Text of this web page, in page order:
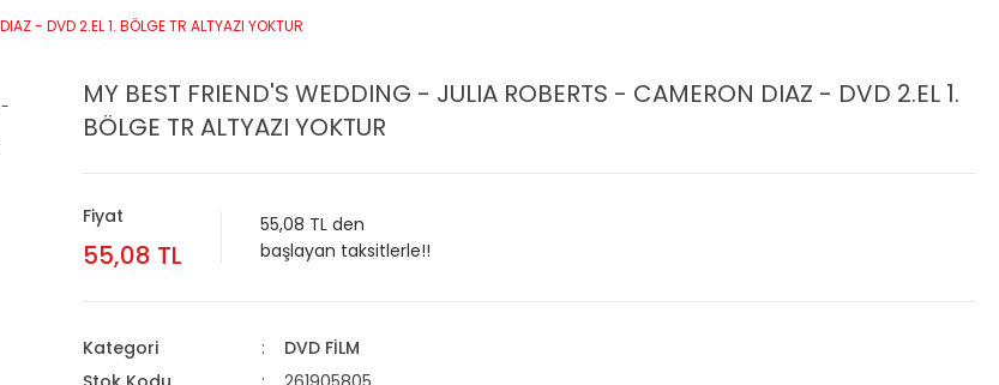
- DVD 2.EL 1. BÖLGE TR ALTYAZI YOKTUR
MY BEST FRIEND'S WEDDING - JULIA ROBERTS - CAMERON DIAZ - DVD 2.EL 1.
BÖLGE TR ALTYAZI YOKTUR
Fiyat
55,08 TL
55,08 TL den
başlayan taksitlerle!!
Kategori
DVD FİLM